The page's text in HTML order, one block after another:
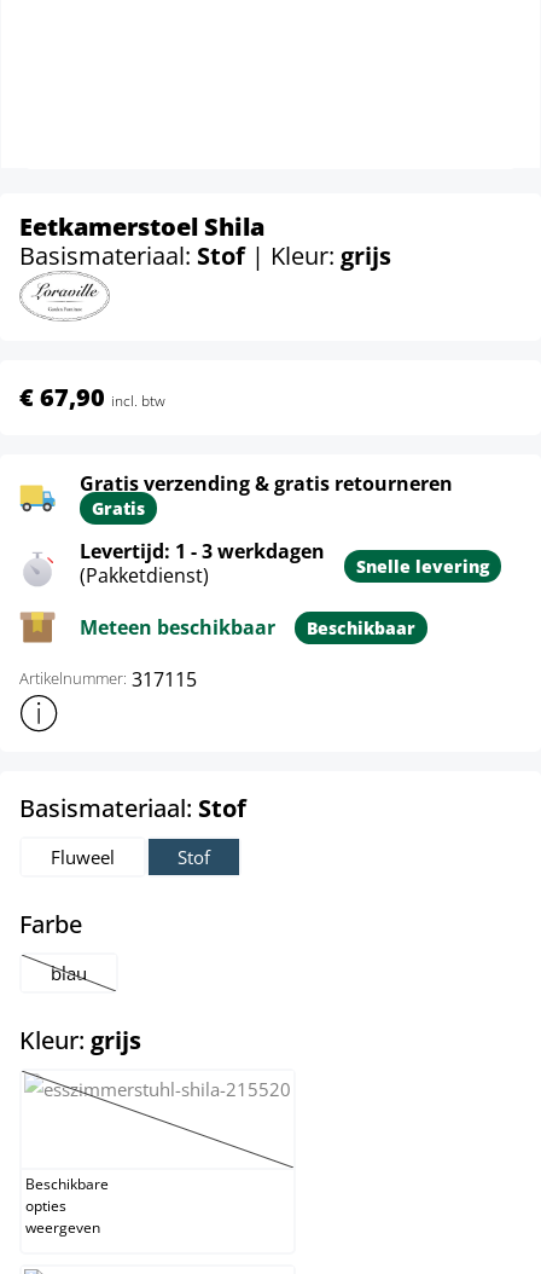
Eetkamerstoel Shila
Basismateriaal: Stof | Kleur: grijs
€ 67,90 incl. btw
Gratis verzending & gratis retourneren
Gratis
Levertijd: 1 - 3 werkdagen
(Pakketdienst)
Snelle levering
Meteen beschikbaar Beschikbaar
Artikelnummer: 317115
Toon meer productinformatie
Basismateriaal: Stofselect
Fluweel Stof
Farbeselect
blau
(Deze optie is momenteel niet beschikbaar.)
Kleur: grijsselect
beige
(Deze optie is momenteel niet beschikbaar.)
Beschikbare
opties
weergeven